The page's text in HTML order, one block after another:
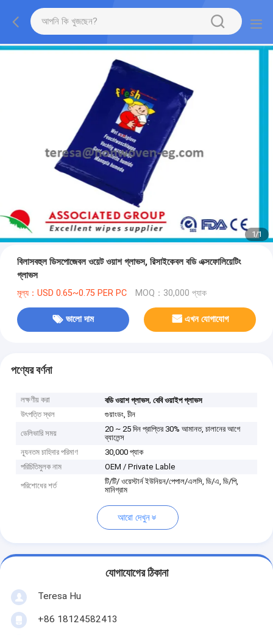
1/1
বিলাসবহুল ডিসপোজেবল ওয়েট ওয়াশ গ্লাভস, রিসাইকেবল বডি এক্সফোলিয়েটিং
গ্লাভস
মূল্য：USD 0.65~0.75 PER PC MOQ：30,000 প্যাক
ভালো দাম এখন যোগাযোগ
পণ্যের বর্ণনা
লক্ষণীয় করা বডি ওয়াশ গ্লাভস,বেবি ওয়াইপ গ্লাভস
উৎপত্তি স্থল
গুয়াংডং, চীন
ডেলিভারি সময়
20 ~ 25 দিন প্রাপ্তির 30% আমানত, চালানের আগে
ব্যালেন্স
ন্যূনতম চাহিদার পরিমাণ
30,000 প্যাক
পরিচিতিমুলক নাম
OEM / Private Lable
পরিশোধের শর্ত
টি/টি/ ওয়েস্টার্ন ইউনিয়ন/পেপাল/এলসি, ডি/এ, ডি/পি,
মানিগ্রাম
আরো দেখুন
যোগাযোগের ঠিকানা
Teresa Hu
+86 18124582413